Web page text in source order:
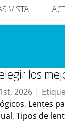
VISTA
los
2026 |
, Lentes
, Tipos de